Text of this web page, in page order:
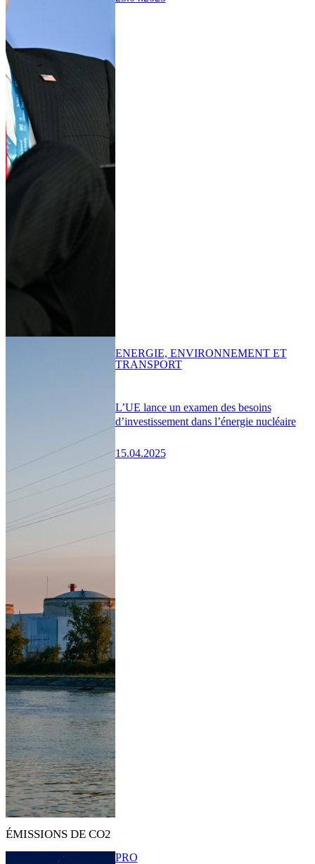
L’UE lance un examen des besoins
d’investissement dans l’énergie nucléaire
15.04.2025
ENERGIE, ENVIRONNEMENT ET
TRANSPORT
ÉMISSIONS DE CO2
PRO